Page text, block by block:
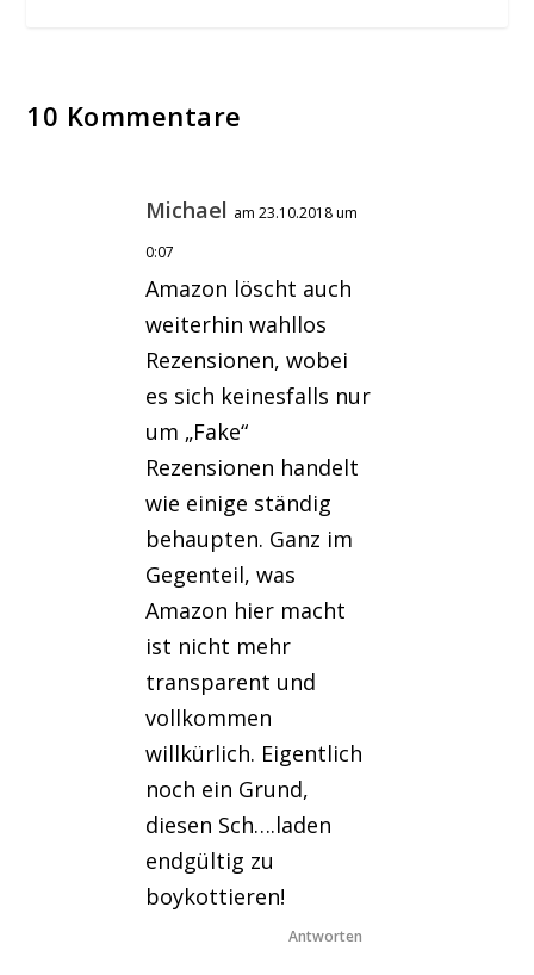
10 Kommentare
Michael am 23.10.2018 um
0:07
Amazon löscht auch
weiterhin wahllos
Rezensionen, wobei
es sich keinesfalls nur
um „Fake“
Rezensionen handelt
wie einige ständig
behaupten. Ganz im
Gegenteil, was
Amazon hier macht
ist nicht mehr
transparent und
vollkommen
willkürlich. Eigentlich
noch ein Grund,
diesen Sch….laden
endgültig zu
boykottieren!
Antworten